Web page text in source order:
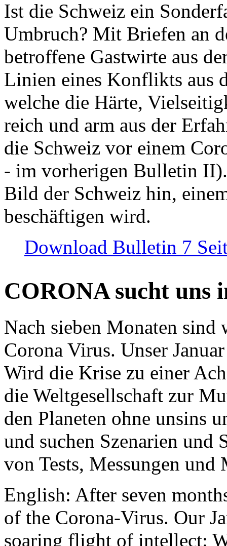
Ist die Schweiz ein
Umbruch? Mit Briefen an
betroffene Gastwirte aus
Linien eines Konflikts aus
welche die Härte,
reich und arm aus der
die Schweiz vor einem
- im vorherigen Bulletin
Bild der Schweiz hin,
beschäftigen wird.
Download Bulletin 7
CORONA sucht uns
Nach sieben Monaten
Corona Virus. Unser
Wird die Krise zu einer
die Weltgesellschaft zur
den Planeten ohne unsins
und suchen Szenarien und
von Tests, Messungen und
English: After seven
of the Corona-Virus. Our
soaring flight of intellect: